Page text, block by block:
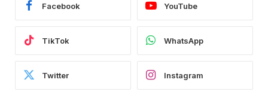
Facebook YouTube
TikTok WhatsApp
Twitter Instagram